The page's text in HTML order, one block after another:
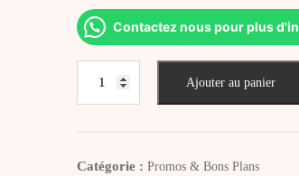
Contactez nous pour plus
Ajouter au panier
Catégorie :Promos & Bons Plans